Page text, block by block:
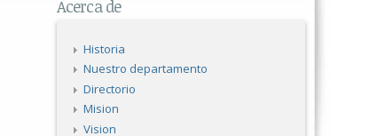
Acerca de
Historia
Nuestro departamento
Directorio
Mision
Vision